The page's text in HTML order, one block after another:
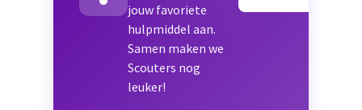
jouw favoriete
hulpmiddel aan.
Samen maken we
Scouters nog
leuker!